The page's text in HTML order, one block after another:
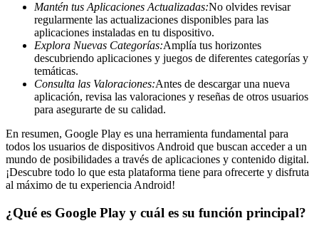
Mantén tus Aplicaciones Actualizadas:No olvides revisar
regularmente las actualizaciones disponibles para las
aplicaciones instaladas en tu dispositivo.
Explora Nuevas Categorías:Amplía tus horizontes
descubriendo aplicaciones y juegos de diferentes categorías y
temáticas.
Consulta las Valoraciones:Antes de descargar una nueva
aplicación, revisa las valoraciones y reseñas de otros usuarios
para asegurarte de su calidad.
En resumen, Google Play es una herramienta fundamental para
todos los usuarios de dispositivos Android que buscan acceder a un
mundo de posibilidades a través de aplicaciones y contenido digital.
¡Descubre todo lo que esta plataforma tiene para ofrecerte y disfruta
al máximo de tu experiencia Android!
¿Qué es Google Play y cuál es su función principal?